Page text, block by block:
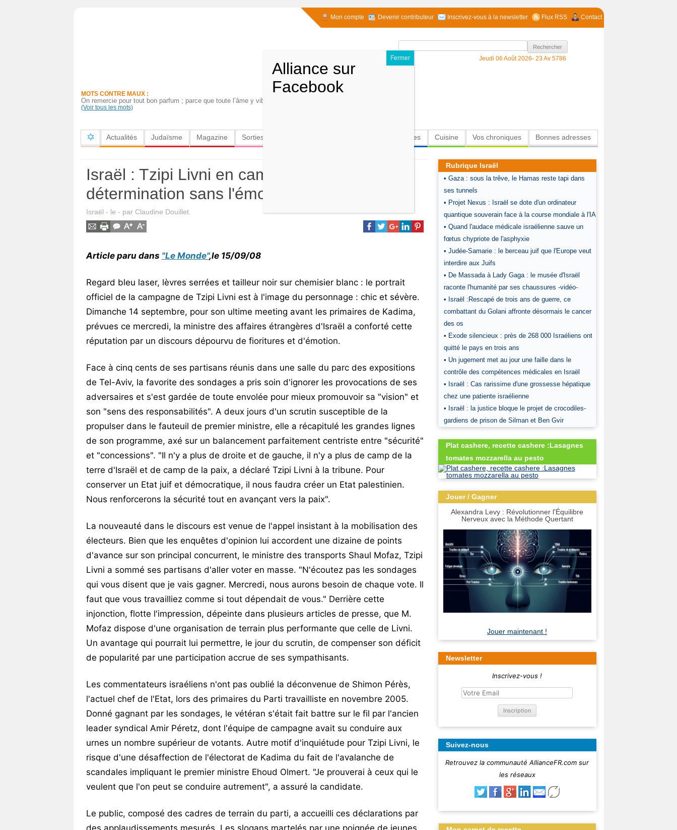
Mon compte Devenir contributeur Inscrivez-vous à la newsletter Flux RSS Contact
MOTS CONTRE MAUX :
On remercie pour tout bon parfum ; parce que toute l’âme y vibre
(Voir tous les mots)
Rechercher :
Jeudi 06 Août 2026- 23 Av 5786
Actualités Judaïsme Magazine Sorties Insolites Cuisine Vos chroniques Bonnes adresses
Israël : Tzipi Livni en campagne, la
détermination sans l'émotion
Israël - le - par Claudine Douillet.
Article paru dans "Le Monde",le 15/09/08
Regard bleu laser, lèvres serrées et tailleur noir sur chemisier blanc : le portrait
officiel de la campagne de Tzipi Livni est à l'image du personnage : chic et sévère.
Dimanche 14 septembre, pour son ultime meeting avant les primaires de Kadima,
prévues ce mercredi, la ministre des affaires étrangères d'Israël a conforté cette
réputation par un discours dépourvu de fioritures et d'émotion.
Face à cinq cents de ses partisans réunis dans une salle du parc des expositions
de Tel-Aviv, la favorite des sondages a pris soin d'ignorer les provocations de ses
adversaires et s'est gardée de toute envolée pour mieux promouvoir sa "vision" et
son "sens des responsabilités". A deux jours d'un scrutin susceptible de la
propulser dans le fauteuil de premier ministre, elle a récapitulé les grandes lignes
de son programme, axé sur un balancement parfaitement centriste entre "sécurité"
et "concessions". "Il n'y a plus de droite et de gauche, il n'y a plus de camp de la
terre d'Israël et de camp de la paix, a déclaré Tzipi Livni à la tribune. Pour
conserver un Etat juif et démocratique, il nous faudra créer un Etat palestinien.
Nous renforcerons la sécurité tout en avançant vers la paix".
La nouveauté dans le discours est venue de l'appel insistant à la mobilisation des
électeurs. Bien que les enquêtes d'opinion lui accordent une dizaine de points
d'avance sur son principal concurrent, le ministre des transports Shaul Mofaz, Tzipi
Livni a sommé ses partisans d'aller voter en masse. "N'écoutez pas les sondages
qui vous disent que je vais gagner. Mercredi, nous aurons besoin de chaque vote. Il
faut que vous travailliez comme si tout dépendait de vous." Derrière cette
injonction, flotte l'impression, dépeinte dans plusieurs articles de presse, que M.
Mofaz dispose d'une organisation de terrain plus performante que celle de Livni.
Un avantage qui pourrait lui permettre, le jour du scrutin, de compenser son déficit
de popularité par une participation accrue de ses sympathisants.
Les commentateurs israéliens n'ont pas oublié la déconvenue de Shimon Pérès,
l'actuel chef de l'Etat, lors des primaires du Parti travailliste en novembre 2005.
Donné gagnant par les sondages, le vétéran s'était fait battre sur le fil par l'ancien
leader syndical Amir Péretz, dont l'équipe de campagne avait su conduire aux
urnes un nombre supérieur de votants. Autre motif d'inquiétude pour Tzipi Livni, le
risque d'une désaffection de l'électorat de Kadima du fait de l'avalanche de
scandales impliquant le premier ministre Ehoud Olmert. "Je prouverai à ceux qui le
veulent que l'on peut se conduire autrement", a assuré la candidate.
Le public, composé des cadres de terrain du parti, a accueilli ces déclarations par
des applaudissements mesurés. Les slogans martelés par une poignée de jeunes
Rubrique Israël
• Gaza : sous la trêve, le Hamas reste tapi dans
ses tunnels
• Projet Nexus : Israël se dote d'un ordinateur
quantique souverain face à la course mondiale à l'IA
• Quand l'audace médicale israélienne sauve un
fœtus chypriote de l'asphyxie
• Judée-Samarie : le berceau juif que l'Europe veut
interdire aux Juifs
• De Massada à Lady Gaga : le musée d'Israël
raconte l'humanité par ses chaussures -vidéo-
• Israël :Rescapé de trois ans de guerre, ce
combattant du Golani affronte désormais le cancer
des os
• Exode silencieux : près de 268 000 Israéliens ont
quitté le pays en trois ans
• Un jugement met au jour une faille dans le
contrôle des compétences médicales en Israël
• Israël : Cas rarissime d'une grossesse hépatique
chez une patiente israélienne
• Israël : la justice bloque le projet de crocodiles-
gardiens de prison de Silman et Ben Gvir
Plat cashere, recette cashere :Lasagnes
tomates mozzarella au pesto
Jouer / Gagner
Alexandra Levy : Révolutionner l'Équilibre
Nerveux avec la Méthode Quertant
Jouer maintenant !
Newsletter
Inscrivez-vous !
Suivez-nous
Retrouvez la communauté AllianceFR.com sur
les réseaux